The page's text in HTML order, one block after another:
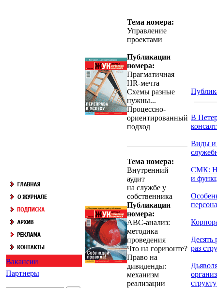
Вакансии
Партнеры
Тема номера:
Управление
проектами
Публикации
номера:
Прагматичная
HR-мечта
Схемы разные
нужны...
Процессно-
ориентированный
подход
Тема номера:
Внутренний
аудит
на службе у
собственника
Публикации
номера:
АВС-анализ:
методика
проведения
Что на горизонте?
Право на
дивиденды:
механизм
реализации
В
Виды и
СМК:
и
Десять
раз